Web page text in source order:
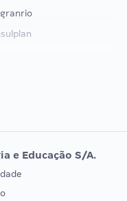
DE ORDEM
e Educação S/A.